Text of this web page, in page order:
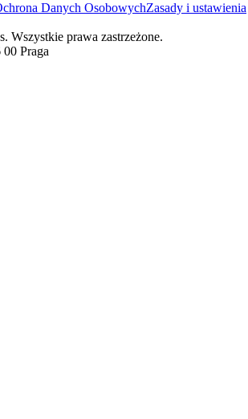
Danych OsobowychZasady i ustawienia
Wszystkie prawa zastrzeżone.
Praga